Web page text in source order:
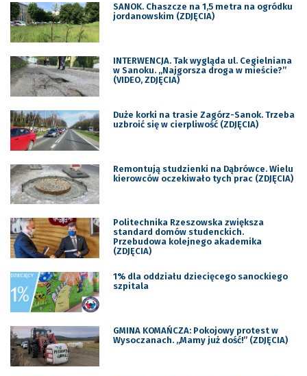
SANOK. Chaszcze na 1,5 metra na ogródku
jordanowskim (ZDJĘCIA)
INTERWENCJA. Tak wygląda ul. Cegielniana
w Sanoku. „Najgorsza droga w mieście?”
(VIDEO, ZDJĘCIA)
Duże korki na trasie Zagórz-Sanok. Trzeba
uzbroić się w cierpliwość (ZDJĘCIA)
Remontują studzienki na Dąbrówce. Wielu
kierowców oczekiwało tych prac (ZDJĘCIA)
Politechnika Rzeszowska zwiększa
standard domów studenckich.
Przebudowa kolejnego akademika
(ZDJĘCIA)
1% dla oddziału dziecięcego sanockiego
szpitala
GMINA KOMAŃCZA: Pokojowy protest w
Wysoczanach. „Mamy już dość!” (ZDJĘCIA)